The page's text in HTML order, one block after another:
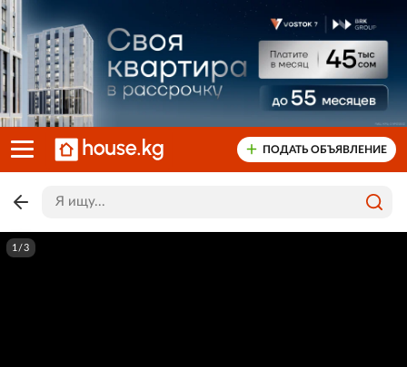
ПОДАТЬ ОБЪЯВЛЕНИЕ
1/3